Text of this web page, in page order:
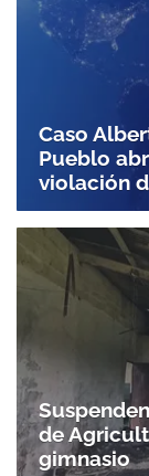
Caso
Pueblo
violación
de
gimnasio